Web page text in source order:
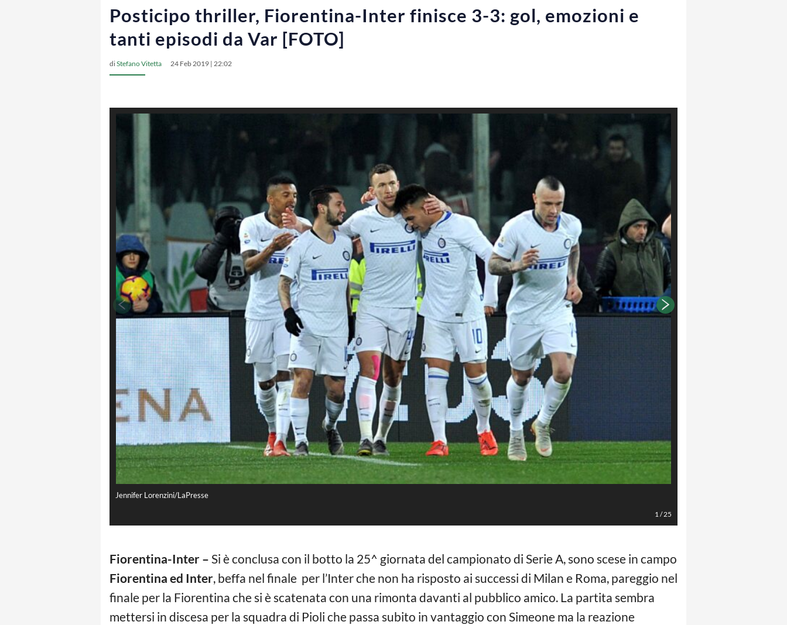
Posticipo thriller, Fiorentina-Inter finisce 3-3: gol, emozioni e
tanti episodi da Var [FOTO]
diStefano Vitetta 24 Feb 2019 | 22:02
Jennifer Lorenzini/LaPresse
1/25
Fiorentina-Inter – Si è conclusa con il botto la 25^ giornata del campionato di Serie A, sono scese in campo
Fiorentina ed Inter, beffa nel finale per l’Inter che non ha risposto ai successi di Milan e Roma, pareggio nel
finale per la Fiorentina che si è scatenata con una rimonta davanti al pubblico amico. La partita sembra
mettersi in discesa per la squadra di Pioli che passa subito in vantaggio con Simeone ma la reazione